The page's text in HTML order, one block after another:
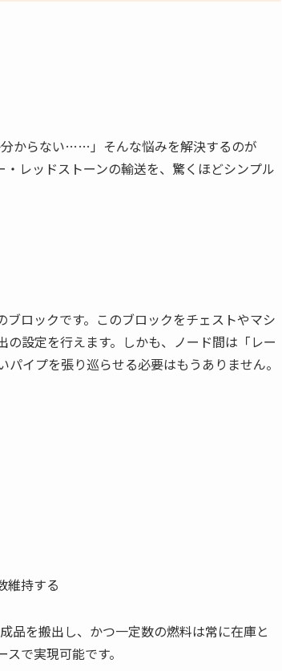
分からない……」そんな悩みを解決するのが
レッドストーンの輸送を、驚くほどシンプル
ロックです。このブロックをチェストやマシ
設定を行えます。しかも、ノード間は「レー
イプを張り巡らせる必要はもうありません。
維持する
品を搬出し、かつ一定数の燃料は常に在庫と
で実現可能です。